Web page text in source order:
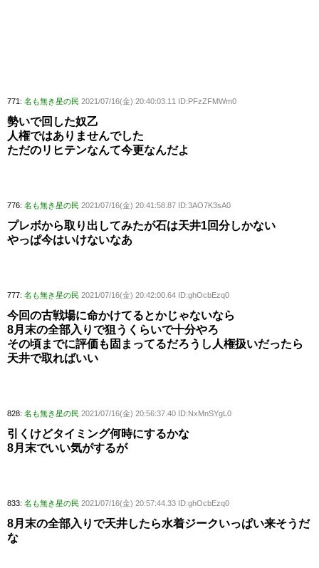
771: 名も無き星の民 2021/07/16(金) 20:40:03.11 ID:PFzZFMWm0
勢いで回した奴乙
人権ではありませんでした
ただのリヒテンなんて今更なんだよ
776: 名も無き星の民 2021/07/16(金) 20:41:58.87 ID:3AO7K3sA0
プレボから取り出してみたが石は天井1回分しかない
やっぱ今はいけないなあ
777: 名も無き星の民 2021/07/16(金) 20:42:00.64 ID:ghOcbEzq0
今回の古戦場に命かけてるとかじゃないなら
8月末の全部入りで狙うくらいで十分やろ
その頃までに評価も固まってるだろうし人権扱いだったら
天井で取ればいい
828: 名も無き星の民 2021/07/16(金) 20:56:37.40 ID:NxMnSYgL0
引くけどタイミング何時にするかな
8月末でいい気がするが
833: 名も無き星の民 2021/07/16(金) 20:57:44.33 ID:ghOcbEzq0
8月末の全部入りで天井したら水着ジークいっぱい来そうだ
な